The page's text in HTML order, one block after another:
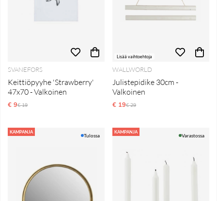
SVANEFORS
Keittiöpyyhe 'Strawberry'
47x70 - Valkoinen
€ 9Normaali hinta
€ 19
Lisää vaihtoehtoja
WALLWORLD
Julistepidike 30cm -
Valkoinen
€ 19Normaali hinta
€ 29
KAMPANJA
Tulossa
KAMPANJA
Varastossa